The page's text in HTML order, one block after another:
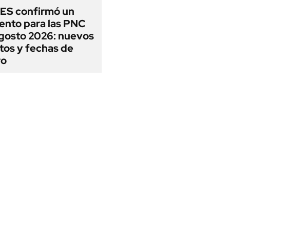
confirmó un
para las PNC
2026: nuevos
y fechas de